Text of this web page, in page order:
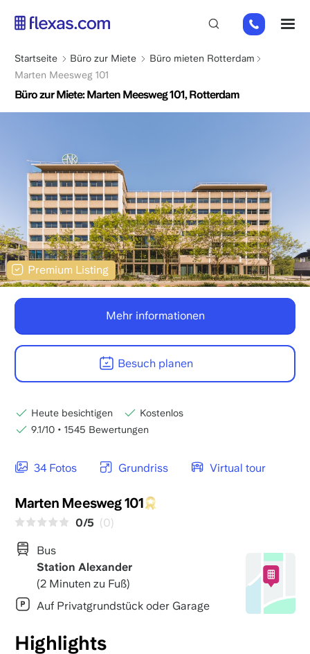
zum
+31
85
066
Pfadnavigation
Startseite Büro zur Miete
Büro mieten Rotterdam
Marten Meesweg 101
Büro zur Miete: Marten Meesweg 101, Rotterdam
Premium Listing
34 Fotos Grundriss Virtual tour
Marten Meesweg 101
0/5 (0)
Bus
Station Alexander
(2 Minuten zu Fuß)
Auf Privatgrundstück oder Garage
Highlights
Mehr informationen
Besuch planen
Heute besichtigen
Kostenlos
9.1/10 • 1545 Bewertungen